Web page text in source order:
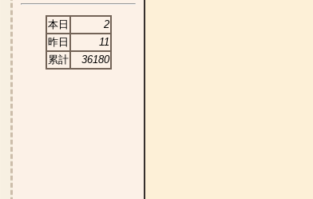
本日
2
昨日
11
累計
36180